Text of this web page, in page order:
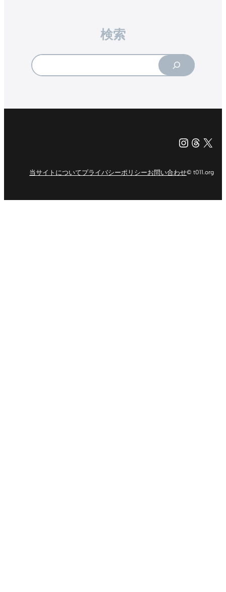
検索
X（旧
当サイトについてプライバシーポリシーお問い合わせ© t011.org